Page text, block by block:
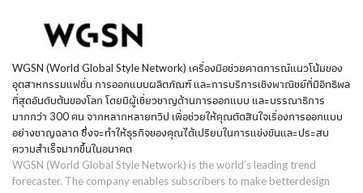
WGSN (World Global Style Network) เครื่องมือช่วยคาดการณ์แนวโน้มของ
อุตสาหกรรมแฟชั่น การออกแบบผลิตภัณฑ์ และการบริการเชิงพาณิชย์ที่มีอิทธิพล
ที่สุดอันดับต้นของโลก โดยมีผู้เชี่ยวชาญด้านการออกแบบ และบรรณาธิการ
มากกว่า 300 คน จากหลากหลายทวีป เพื่อช่วยให้คุณตัดสินใจเรื่องการออกแบบ
อย่างชาญฉลาด ซึ่งจะทำให้ธุรกิจของคุณได้เปรียบในการแข่งขันและประสบ
ความสำเร็จมากขึ้นในอนาคต
WGSN (World Global Style Network) is the world’s leading trend
forecaster. The company enables subscribers to make betterdesign